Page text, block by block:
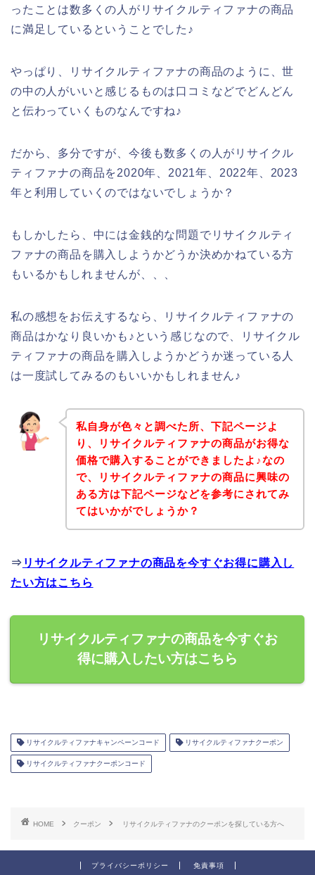
ったことは数多くの人がリサイクルティファナの商品
に満足しているということでした♪
やっぱり、リサイクルティファナの商品のように、世
の中の人がいいと感じるものは口コミなどでどんどん
と伝わっていくものなんですね♪
だから、多分ですが、今後も数多くの人がリサイクル
ティファナの商品を2020年、2021年、2022年、2023
年と利用していくのではないでしょうか？
もしかしたら、中には金銭的な問題でリサイクルティ
ファナの商品を購入しようかどうか決めかねている方
もいるかもしれませんが、、、
私の感想をお伝えするなら、リサイクルティファナの
商品はかなり良いかも♪という感じなので、リサイクル
ティファナの商品を購入しようかどうか迷っている人
は一度試してみるのもいいかもしれません♪
私自身が色々と調べた所、下記ページよ
り、リサイクルティファナの商品がお得な
価格で購入することができましたよ♪なの
で、リサイクルティファナの商品に興味の
ある方は下記ページなどを参考にされてみ
てはいかがでしょうか？
⇒ リサイクルティファナの商品を今すぐお得に購入し
たい方はこちら
リサイクルティファナの商品を今すぐお
得に購入したい方はこちら
リサイクルティファナキャンペーンコード リサイクルティファナクーポン
リサイクルティファナクーポンコード
HOME クーポン リサイクルティファナのクーポンを探している方へ
プライバシーポリシー 免責事項